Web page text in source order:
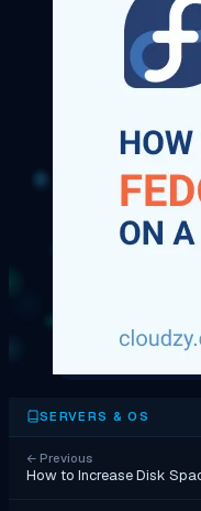
SERVERS & OS
← Previous
How to Increase Disk